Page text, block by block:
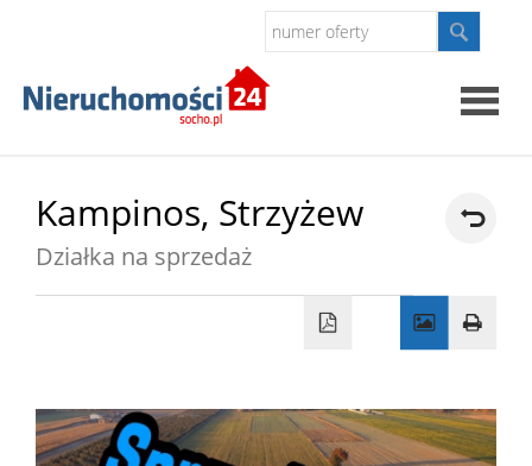
firmie
Kampinos, Strzyżew
Działka na sprzedaż